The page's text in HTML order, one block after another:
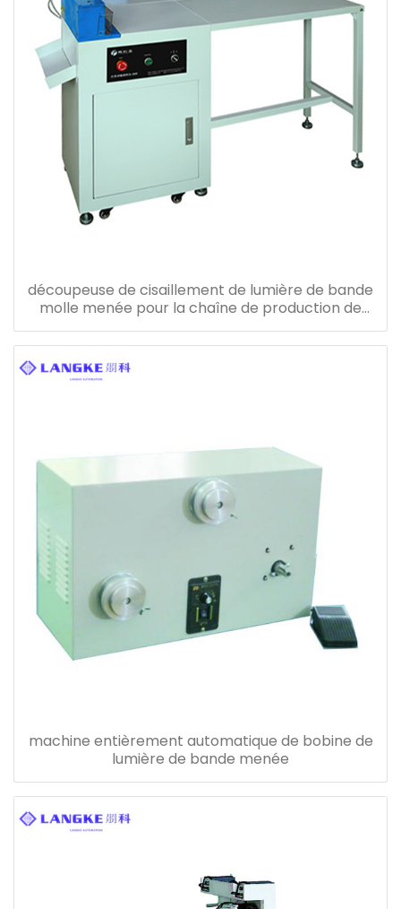
découpeuse de cisaillement de lumière de bande
molle menée pour la chaîne de production de
machine de smt
machine entièrement automatique de bobine de
lumière de bande menée